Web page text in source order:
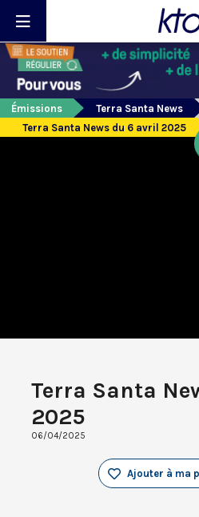
Émissions
Terra Santa News
Terra Santa News du 6 avril 2025
Terra Santa
2025
06/04/2025
Ajouter à ma